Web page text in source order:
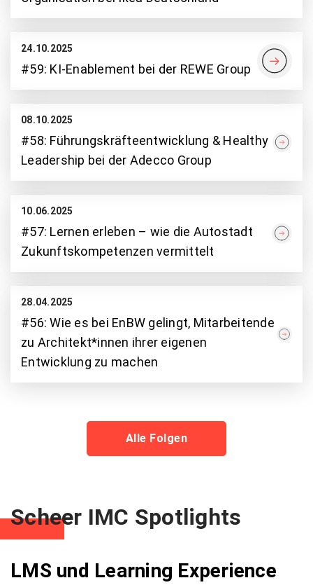
24.10.2025
#59: KI-Enablement bei der REWE Group
08.10.2025
#58: Führungskräfteentwicklung & Healthy
Leadership bei der Adecco Group
10.06.2025
#57: Lernen erleben – wie die Autostadt
Zukunftskompetenzen vermittelt
28.04.2025
#56: Wie es bei EnBW gelingt, Mitarbeitende
zu Architekt*innen ihrer eigenen
Entwicklung zu machen
Alle Folgen
Scheer IMC Spotlights
LMS und Learning Experience